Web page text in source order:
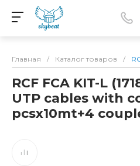
Главная / Каталог товаров /
RCF FCA KIT-L
UTP cables with
pcsx10mt+4